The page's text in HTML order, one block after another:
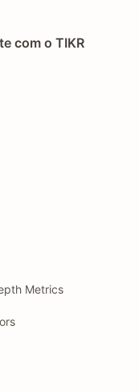
com o TIKR
Metrics